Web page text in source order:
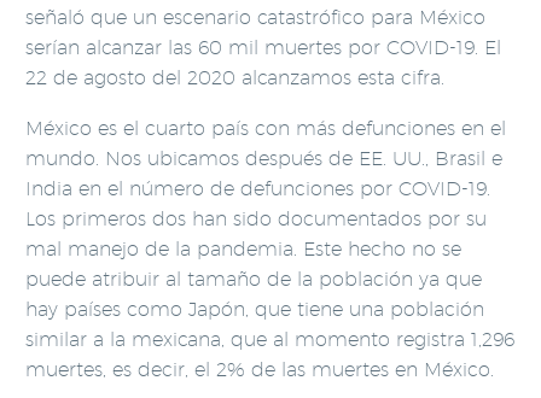
señaló que un escenario catastrófico para México
serían alcanzar las 60 mil muertes por COVID-19. El
22 de agosto del 2020 alcanzamos esta cifra.
México es el cuarto país con más defunciones en el
mundo. Nos ubicamos después de EE. UU., Brasil e
India en el número de defunciones por COVID-19.
Los primeros dos han sido documentados por su
mal manejo de la pandemia. Este hecho no se
puede atribuir al tamaño de la población ya que
hay países como Japón, que tiene una población
similar a la mexicana, que al momento registra 1,296
muertes, es decir, el 2% de las muertes en México.